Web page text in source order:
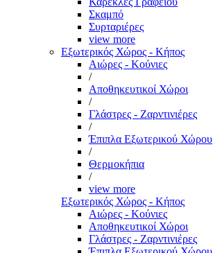
Σκαμπό
Συρταριέρες
view more
Εξωτερικός Χώρος - Κήπος
Αιώρες - Κούνιες
/
Αποθηκευτικοί Χώροι
/
Γλάστρες - Ζαρντινιέρες
/
Έπιπλα Εξωτερικού Χώρου
/
Θερμοκήπια
/
view more
Εξωτερικός Χώρος - Κήπος
Αιώρες - Κούνιες
Αποθηκευτικοί Χώροι
Γλάστρες - Ζαρντινιέρες